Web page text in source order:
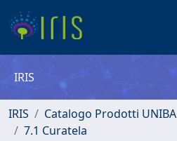
IRIS
IRIS Catalogo Prodotti UNIBA
7.1 Curatela